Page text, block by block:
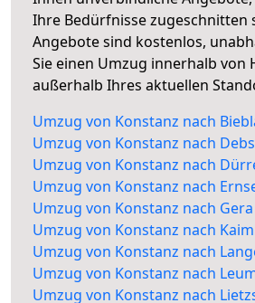
Ihre Bedürfnisse zugeschnitten
Angebote sind kostenlos,
Sie einen Umzug innerhalb von
außerhalb Ihres aktuellen
Umzug von Konstanz nach
Umzug von Konstanz nach
Umzug von Konstanz nach
Umzug von Konstanz nach
Umzug von Konstanz nach Gera
Umzug von Konstanz nach
Umzug von Konstanz nach
Umzug von Konstanz nach
Umzug von Konstanz nach